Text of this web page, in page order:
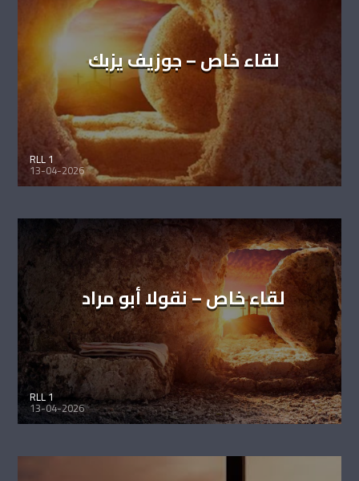
لقاء خاص – جوزيف يزبك
RLL 1
13-04-2026
لقاء خاص – نقولا أبو مراد
RLL 1
13-04-2026